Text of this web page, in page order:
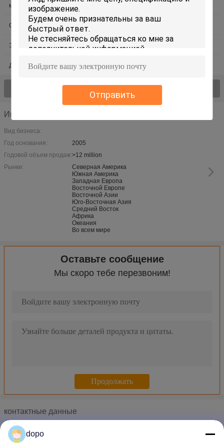
Отправить
медицинский экран касания
умная домашняя панель касания
Сопротивляющая панель касания
Экран касания игры Экран касания рекламы
Дисплей Адвокатуры СИД
Информация о компании
Вид бизнеса:
Год основания:
2005
Годовой объем продаж:>12 million
Рынки:
Северная Америка
Южная Америка
Западная Европа
Восточной Европе
Восточной Азии
Юго-Восточная Азия
Средний Восток
Африка
Океания
Во всем мире
Оставьте сообщение
Мы скоро тебе перезвоним!
контактные данные
Mr. Bruce Lee
9 панель касания TP провода дюйма 4 сопротивляющая для
10,2 панель касания провода дюйма 4 сопротивляющая
Панель касания провода стекла 4 сопротивляющая панель
23 панель касания касания 4W дюйма Multi
Панель касания TP Multi провода касания 4
Гибкие 14,1 медленно двигают сопротивляющая панель
dopo